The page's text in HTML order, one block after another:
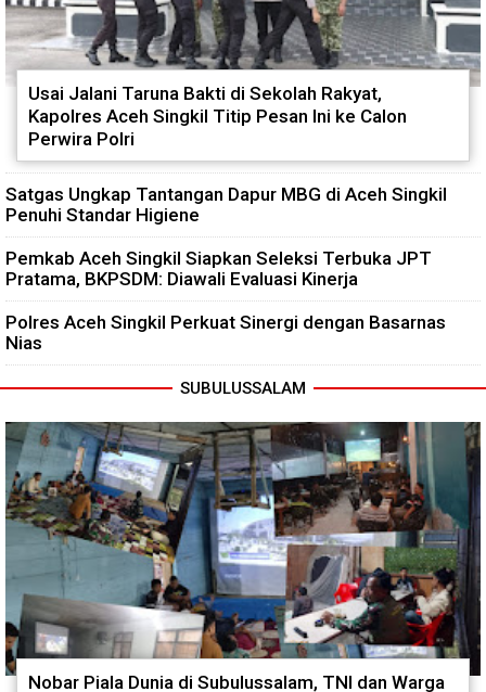
Usai Jalani Taruna Bakti di Sekolah Rakyat,
Kapolres Aceh Singkil Titip Pesan Ini ke Calon
Perwira Polri
Satgas Ungkap Tantangan Dapur MBG di Aceh Singkil
Penuhi Standar Higiene
Pemkab Aceh Singkil Siapkan Seleksi Terbuka JPT
Pratama, BKPSDM: Diawali Evaluasi Kinerja
Polres Aceh Singkil Perkuat Sinergi dengan Basarnas
Nias
SUBULUSSALAM
Nobar Piala Dunia di Subulussalam, TNI dan Warga